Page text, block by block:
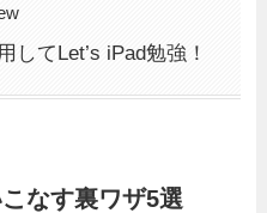
してLet’s iPad勉強！
なす裏ワザ5選